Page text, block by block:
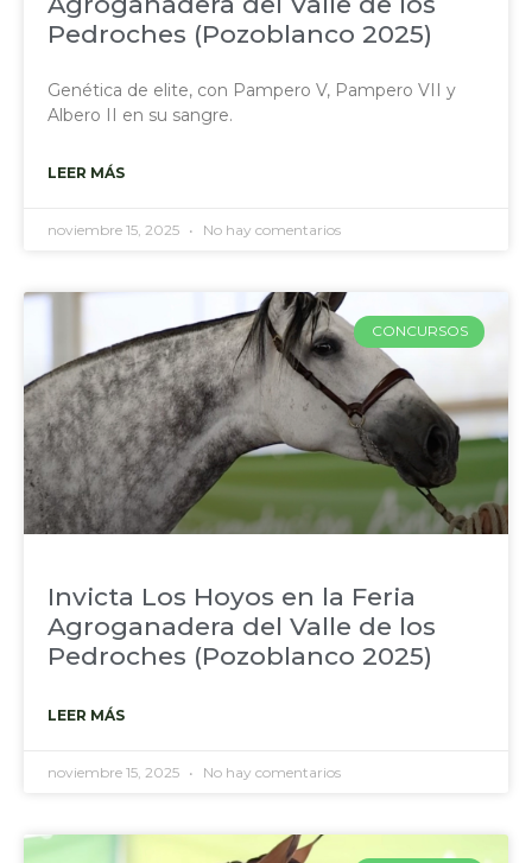
Pedroches (Pozoblanco 2025)
Genética de elite, con Pampero V, Pampero VII y
Albero II en su sangre.
LEER MÁS
noviembre 15, 2025 No hay comentarios
CONCURSOS
Invicta Los Hoyos en la Feria
Agroganadera del Valle de los
Pedroches (Pozoblanco 2025)
LEER MÁS
noviembre 15, 2025 No hay comentarios